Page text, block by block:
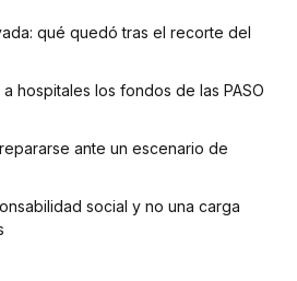
qué quedó tras el recorte del
hospitales los fondos de las PASO
ante un escenario de
social y no una carga